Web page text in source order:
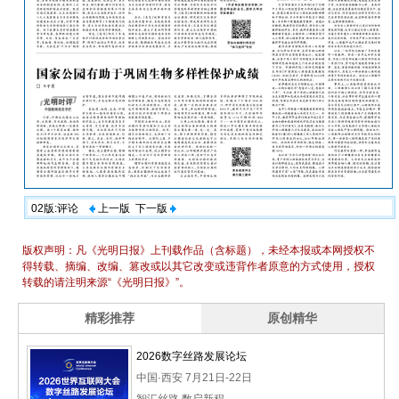
02版:评论 上一版 下一版